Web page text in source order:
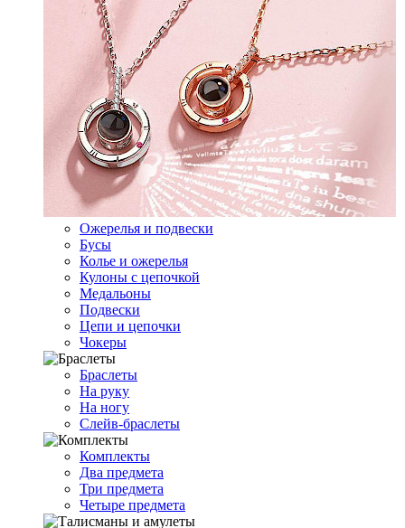
Ожерелья и подвески
Бусы
Колье и ожерелья
Кулоны с цепочкой
Медальоны
Подвески
Цепи и цепочки
Чокеры
Браслеты
На руку
На ногу
Слейв-браслеты
Комплекты
Два предмета
Три предмета
Четыре предмета